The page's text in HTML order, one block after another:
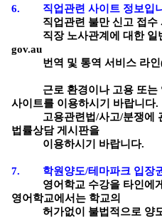
6. 직업관련 사이트 정보입
직업관련 불만 신고 접수
직장 노사관계에 대한 일
gov.au
번역 및 통역 서비스 라인
근로 환경이나 고용 또는 임
사이트를 이용하시기 바랍니다.
고용관련법/사고/분쟁에 관
법률상담 게시판을
이용하시기 바랍니다.
7. 학원양도/테마파크 입장권
영어학교 수강을 타인에게
영어학교에서는 학교의
허가없이 불법적으로 양도